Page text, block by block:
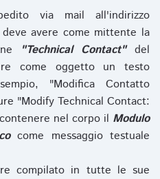
via mail all'indirizzo
avere come mittente la
"Technical Contact"del
come oggetto un testo
"Modifica Contatto
"Modify Technical Contact:
nel corpo il Modulo
come messaggio testuale
compilato in tutte le sue